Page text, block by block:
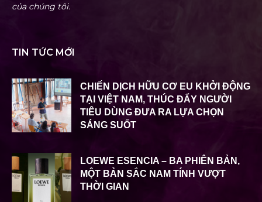
của chúng tôi.
TIN TỨC MỚI
CHIẾN DỊCH HỮU CƠ EU KHỞI ĐỘNG
TẠI VIỆT NAM, THÚC ĐẨY NGƯỜI
TIÊU DÙNG ĐƯA RA LỰA CHỌN
SÁNG SUỐT
LOEWE ESENCIA – BA PHIÊN BẢN,
MỘT BẢN SẮC NAM TÍNH VƯỢT
THỜI GIAN